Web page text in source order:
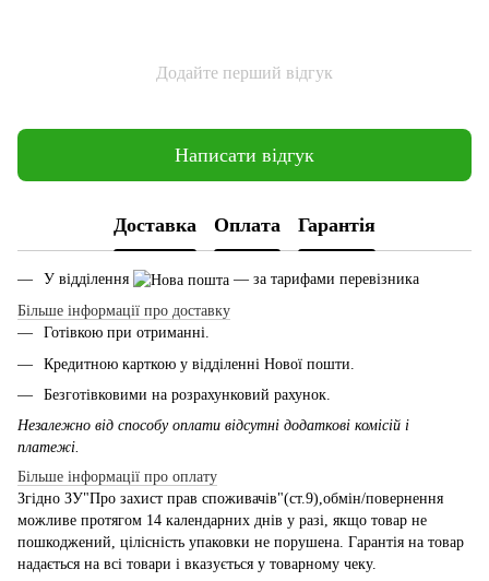
Додайте перший відгук
Написати відгук
Доставка Оплата Гарантія
У відділення
— за тарифами перевізника
Більше інформації про доставку
Готівкою при отриманні.
Кредитною карткою у відділенні Нової пошти.
Безготівковими на розрахунковий рахунок.
Незалежно від способу оплати відсутні додаткові комісій і
платежі.
Більше інформації про оплату
Згідно ЗУ"Про захист прав споживачів"(ст.9),обмін/повернення
можливе протягом 14 календарних днів у разі, якщо товар не
пошкоджений, цілісність упаковки не порушена. Гарантія на товар
надається на всі товари і вказується у товарному чеку.